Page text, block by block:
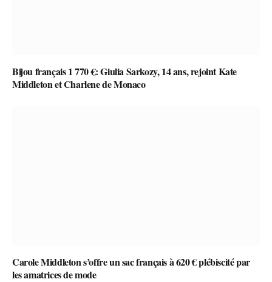
Bijou français 1 770 €: Giulia Sarkozy, 14 ans, rejoint Kate
Middleton et Charlene de Monaco
Carole Middleton s’offre un sac français à 620 € plébiscité par
les amatrices de mode